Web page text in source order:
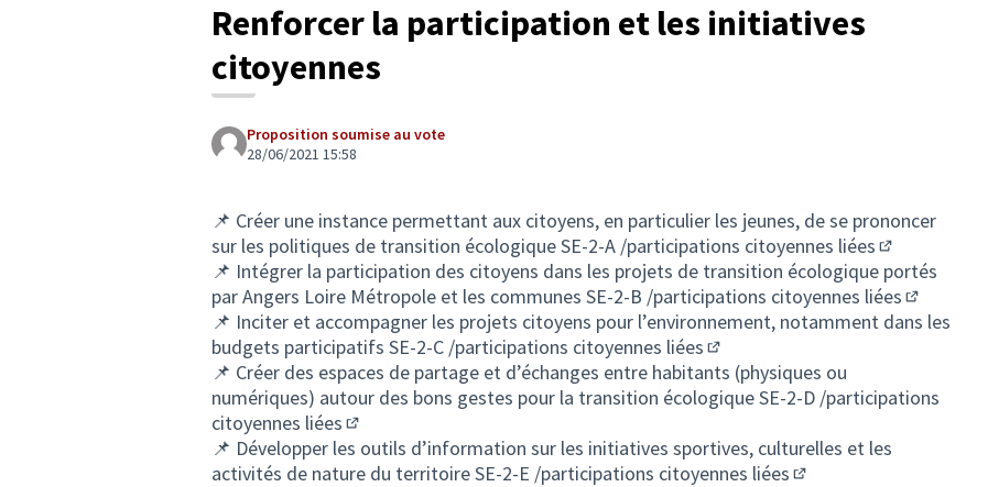
Renforcer la participation et les initiatives
citoyennes
Proposition soumise au vote
28/06/2021 15:58
📌 Créer une instance permettant aux citoyens, en particulier les jeunes, de se prononcer
sur les politiques de transition écologiqueSE-2-A /participations citoyennes liées
(S'ouvre
📌 Intégrer la participation des citoyens dans les projets de transition écologique portés
par Angers Loire Métropole et les communes SE-2-B /participations citoyennes liées
(S'ouvre
📌 Inciter et accompagner les projets citoyens pour l’environnement, notamment dans les
budgets participatifs SE-2-C /participations citoyennes liées
(S'ouvre dans un nouvel onglet)
📌 Créer des espaces de partage et d’échanges entre habitants (physiques ou
numériques) autour des bons gestes pour la transition écologiqueSE-2-D /participations
citoyennes liées
(S'ouvre dans un nouvel onglet)
📌 Développer les outils d’information sur les initiatives sportives, culturelles et les
activités de nature du territoireSE-2-E /participations citoyennes liées